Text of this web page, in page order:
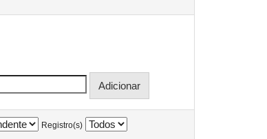
Registro(s)